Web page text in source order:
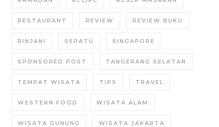
RESTAURANT REVIEW REVIEW BUKU
RINJANI SEPATU SINGAPORE
SPONSORED POST TANGERANG SELATAN
TEMPAT WISATA TIPS TRAVEL
WESTERN FOOD WISATA ALAM
WISATA GUNUNG WISATA JAKARTA